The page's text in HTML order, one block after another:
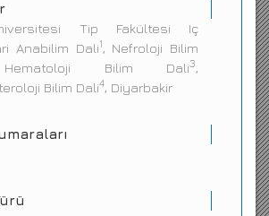
Tip Fakültesi Iç
Anabilim Dali1, Nefroloji Bilim
Bilim Dali3,
Bilim Dali4, Diyarbakir